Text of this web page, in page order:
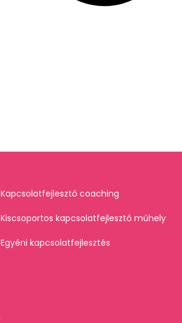
Kapcsolatfejlesztő coaching
Kiscsoportos kapcsolatfejlesztő műhely
Egyéni kapcsolatfejlesztés